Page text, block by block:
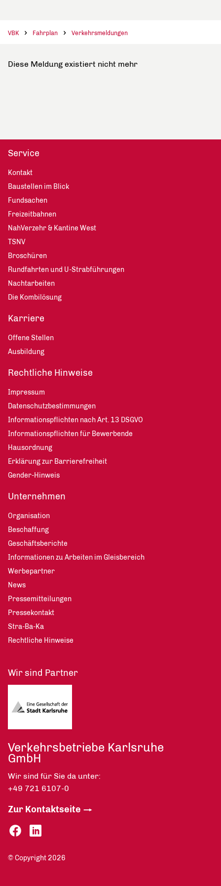
VBK Fahrplan Verkehrsmeldungen
Diese Meldung existiert nicht mehr
Service
Kontakt
Baustellen im Blick
Fundsachen
Freizeitbahnen
NahVerzehr & Kantine West
TSNV
Broschüren
Rundfahrten und U-Strabführungen
Nachtarbeiten
Die Kombilösung
Karriere
Offene Stellen
Ausbildung
Rechtliche Hinweise
Impressum
Datenschutzbestimmungen
Informationspflichten nach Art. 13 DSGVO
Informationspflichten für Bewerbende
Hausordnung
Erklärung zur Barrierefreiheit
Gender-Hinweis
Unternehmen
Organisation
Beschaffung
Geschäftsberichte
Informationen zu Arbeiten im Gleisbereich
Werbepartner
News
Pressemitteilungen
Pressekontakt
Stra-Ba-Ka
Rechtliche Hinweise
Wir sind Partner
Verkehrsbetriebe Karlsruhe
GmbH
Wir sind für Sie da unter:
+49 721 6107-0
Zur Kontaktseite
© Copyright 2026